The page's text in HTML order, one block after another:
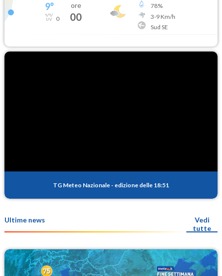
9°
0
ore
00
78%
3-9Km/h
Sud SE
TG Meteo Nazionale - edizione delle 18:51
Ultime news
Vedi
tutte